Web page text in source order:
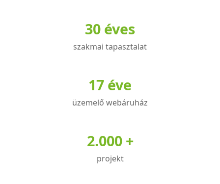
van.
változatok
választhatók
ki
30 éves
szakmai tapasztalat
17 éve
üzemelő webáruház
2.000 +
projekt